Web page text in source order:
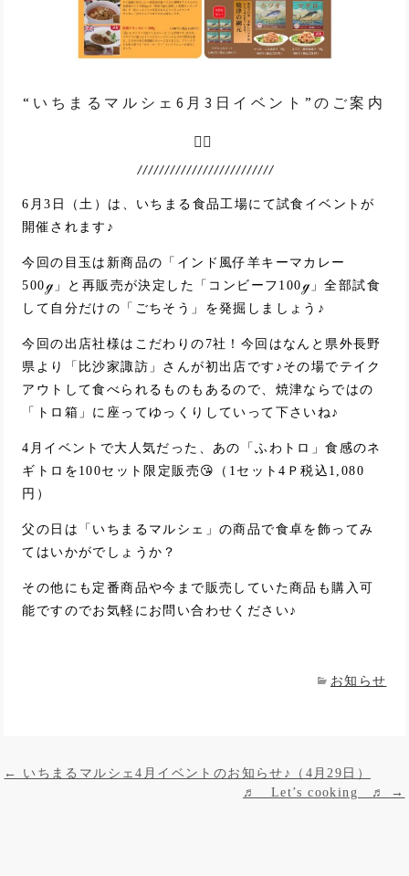
“いちまるマルシェ6月3日イベント”のご案内
💁‍♀️
6月3日（土）は、いちまる食品工場にて試食イベントが
開催されます♪
今回の目玉は新商品の「インド風仔羊キーマカレー
500ℊ」と再販売が決定した「コンビーフ100ℊ」全部試食
して自分だけの「ごちそう」を発掘しましょう♪
今回の出店社様はこだわりの7社！今回はなんと県外長野
県より「比沙家諏訪」さんが初出店です♪その場でテイク
アウトして食べられるものもあるので、焼津ならではの
「トロ箱」に座ってゆっくりしていって下さいね♪
4月イベントで大人気だった、あの「ふわトロ」食感のネ
ギトロを100セット限定販売😘（1セット4Ｐ税込1,080
円）
父の日は「いちまるマルシェ」の商品で食卓を飾ってみ
てはいかがでしょうか？
その他にも定番商品や今まで販売していた商品も購入可
能ですのでお気軽にお問い合わせください♪
お知らせ
投稿ナビゲーション
←
いちまるマルシェ4月イベントのお知らせ♪（4月29日）
♬ Let’s cooking ♬
→